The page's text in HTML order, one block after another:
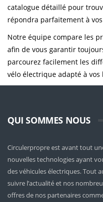
catalogue détaillé pour
répondra parfaitement à
Notre équipe compare les
afin de vous garantir
parcourez facilement les
vélo électrique adapté à vos
QUI SOMMES NOUS
Circulerpropre est avant tout
nouvelles technologies ayant
des véhicules électriques. Tout
suivre l’actualité et nos
offres de nos partenaires